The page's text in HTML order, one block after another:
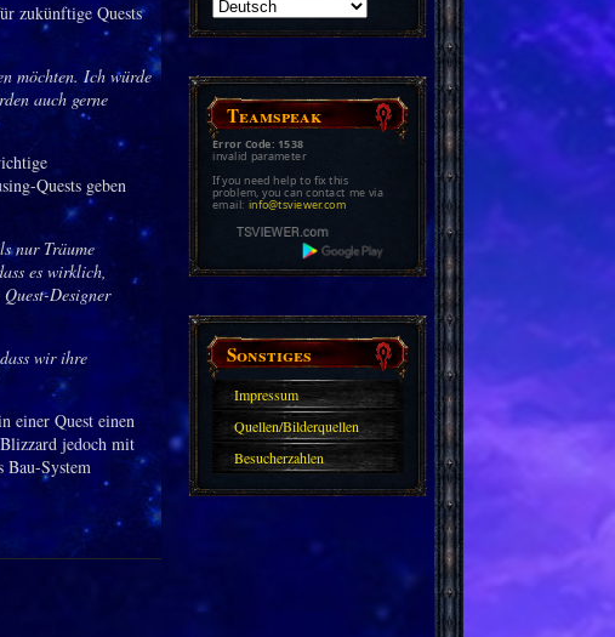
Teamspeak
Error Code: 1538
invalid parameter
If you need help to fix this
problem, you can contact me via
email: info@tsviewer.com
Sonstiges
Impressum
Quellen/Bilderquellen
Besucherzahlen
zukünftige Quests
möchten. Ich würde
auch gerne
Quests geben
nur Träume
es wirklich,
Designer
wir ihre
einer Quest einen
jedoch mit
Bau-System